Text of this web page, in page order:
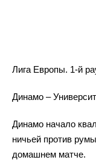
Лига Европы. 1-й
Динамо –
Динамо начало
ничьей против
домашнем матче.